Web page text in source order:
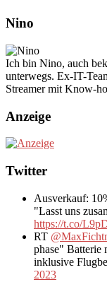
Nino
Ich bin Nino, auch
unterwegs. Ex-IT-
Streamer mit Know-
Anzeige
Twitter
Ausverkauf:
"Lasst uns
https://t.co/
RT
phase" Batterie
inklusive
2023